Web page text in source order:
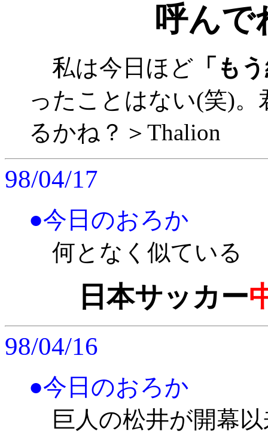
呼んで
私は今日ほど 「も
ったことはない(笑)
るかね？＞Thalion
98/04/17
●今日のおろか
何となく似ている
日本サッカー
98/04/16
●今日のおろか
巨人の松井が開幕